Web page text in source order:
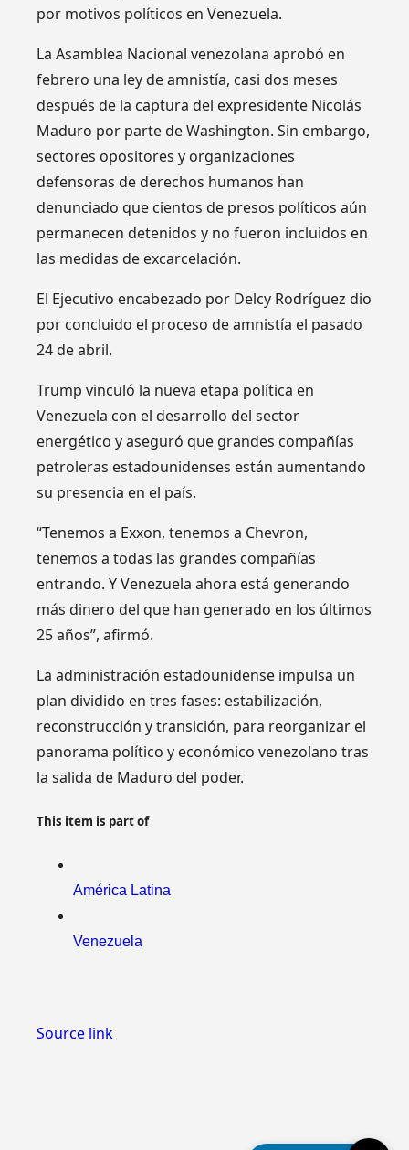
por motivos políticos en Venezuela.
La Asamblea Nacional venezolana aprobó en
febrero una ley de amnistía, casi dos meses
después de la captura del expresidente Nicolás
Maduro por parte de Washington. Sin embargo,
sectores opositores y organizaciones
defensoras de derechos humanos han
denunciado que cientos de presos políticos aún
permanecen detenidos y no fueron incluidos en
las medidas de excarcelación.
El Ejecutivo encabezado por Delcy Rodríguez dio
por concluido el proceso de amnistía el pasado
24 de abril.
Trump vinculó la nueva etapa política en
Venezuela con el desarrollo del sector
energético y aseguró que grandes compañías
petroleras estadounidenses están aumentando
su presencia en el país.
“Tenemos a Exxon, tenemos a Chevron,
tenemos a todas las grandes compañías
entrando. Y Venezuela ahora está generando
más dinero del que han generado en los últimos
25 años”, afirmó.
La administración estadounidense impulsa un
plan dividido en tres fases: estabilización,
reconstrucción y transición, para reorganizar el
panorama político y económico venezolano tras
la salida de Maduro del poder.
This item is part of
América Latina
Venezuela
Source link